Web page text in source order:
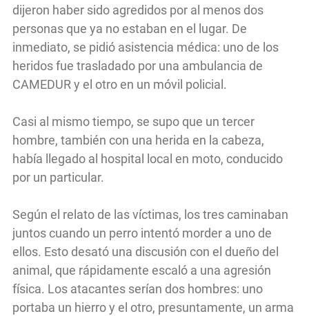
dijeron haber sido agredidos por al menos dos
personas que ya no estaban en el lugar. De
inmediato, se pidió asistencia médica: uno de los
heridos fue trasladado por una ambulancia de
CAMEDUR y el otro en un móvil policial.
Casi al mismo tiempo, se supo que un tercer
hombre, también con una herida en la cabeza,
había llegado al hospital local en moto, conducido
por un particular.
Según el relato de las víctimas, los tres caminaban
juntos cuando un perro intentó morder a uno de
ellos. Esto desató una discusión con el dueño del
animal, que rápidamente escaló a una agresión
física. Los atacantes serían dos hombres: uno
portaba un hierro y el otro, presuntamente, un arma